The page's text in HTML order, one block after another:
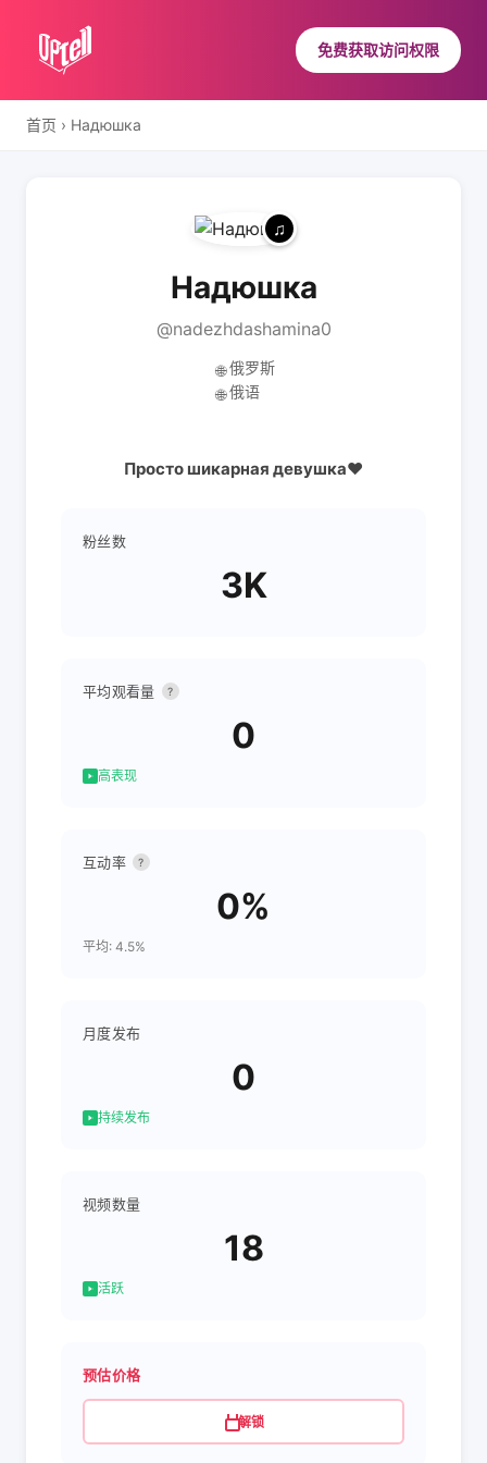
免费获取访问权限
首页 › Надюшка
Надюшка
@nadezhdashamina0
🌐 俄罗斯
🌐 俄语
Просто шикарная девушка❤️
粉丝数
3K
平均观看量 ?
0
高表现
互动率 ?
0%
平均: 4.5%
月度发布
0
持续发布
视频数量
18
活跃
预估价格
解锁